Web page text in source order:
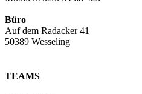
Büro
Auf dem Radacker 41
50389 Wesseling
TEAMS